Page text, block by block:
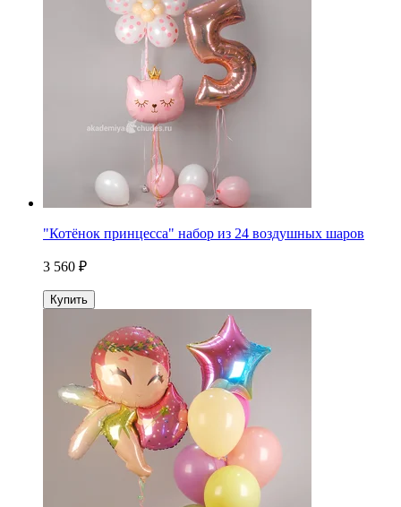
"Котёнок принцесса" набор из 24 воздушных шаров
3 560 ₽
Купить